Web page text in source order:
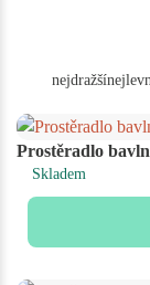
nejdražší
Prostěradlo
Skladem